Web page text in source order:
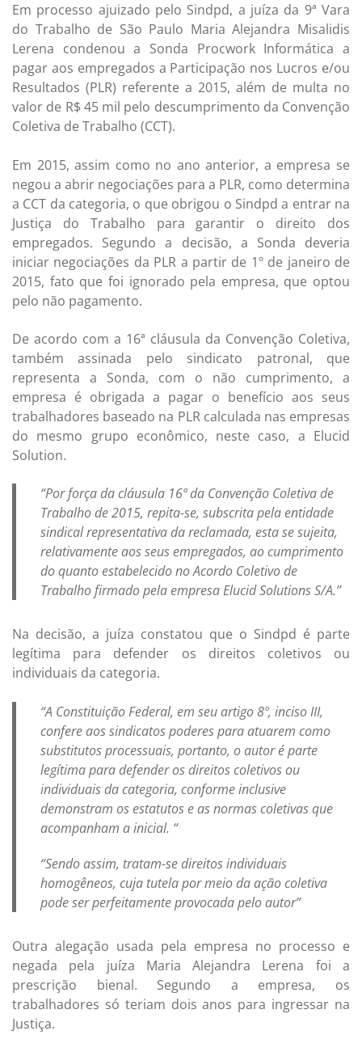
Em processo ajuizado pelo Sindpd, a juíza da 9ª Vara
do Trabalho de São Paulo Maria Alejandra Misalidis
Lerena condenou a Sonda Procwork Informática a
pagar aos empregados a Participação nos Lucros e/ou
Resultados (PLR) referente a 2015, além de multa no
valor de R$ 45 mil pelo descumprimento da Convenção
Coletiva de Trabalho (CCT).
Em 2015, assim como no ano anterior, a empresa se
negou a abrir negociações para a PLR, como determina
a CCT da categoria, o que obrigou o Sindpd a entrar na
Justiça do Trabalho para garantir o direito dos
empregados. Segundo a decisão, a Sonda deveria
iniciar negociações da PLR a partir de 1º de janeiro de
2015, fato que foi ignorado pela empresa, que optou
pelo não pagamento.
De acordo com a 16ª cláusula da Convenção Coletiva,
também assinada pelo sindicato patronal, que
representa a Sonda, com o não cumprimento, a
empresa é obrigada a pagar o benefício aos seus
trabalhadores baseado na PLR calculada nas empresas
do mesmo grupo econômico, neste caso, a Elucid
Solution.
“Por força da cláusula 16ª da Convenção Coletiva de
Trabalho de 2015, repita-se, subscrita pela entidade
sindical representativa da reclamada, esta se sujeita,
relativamente aos seus empregados, ao cumprimento
do quanto estabelecido no Acordo Coletivo de
Trabalho firmado pela empresa Elucid Solutions S/A.”
Na decisão, a juíza constatou que o Sindpd é parte
legítima para defender os direitos coletivos ou
individuais da categoria.
“A Constituição Federal, em seu artigo 8º, inciso III,
confere aos sindicatos poderes para atuarem como
substitutos processuais, portanto, o autor é parte
legítima para defender os direitos coletivos ou
individuais da categoria, conforme inclusive
demonstram os estatutos e as normas coletivas que
acompanham a inicial. “
“Sendo assim, tratam-se direitos individuais
homogêneos, cuja tutela por meio da ação coletiva
pode ser perfeitamente provocada pelo autor”
Outra alegação usada pela empresa no processo e
negada pela juíza Maria Alejandra Lerena foi a
prescrição bienal. Segundo a empresa, os
trabalhadores só teriam dois anos para ingressar na
Justiça.